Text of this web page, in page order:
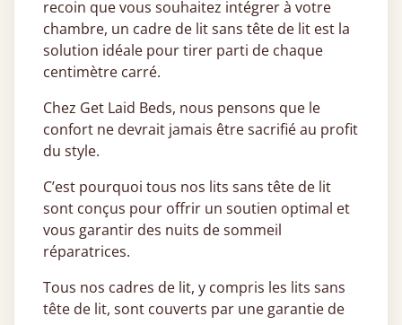
recoin que vous souhaitez intégrer à votre
chambre, un cadre de lit sans tête de lit est la
solution idéale pour tirer parti de chaque
centimètre carré.
Chez Get Laid Beds, nous pensons que le
confort ne devrait jamais être sacrifié au profit
du style.
C’est pourquoi tous nos lits sans tête de lit
sont conçus pour offrir un soutien optimal et
vous garantir des nuits de sommeil
réparatrices.
Tous nos cadres de lit, y compris les lits sans
tête de lit, sont couverts par une garantie de